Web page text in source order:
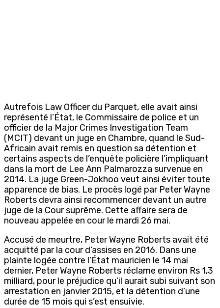
Autrefois Law Officer du Parquet, elle avait ainsi
représenté l’État, le Commissaire de police et un
officier de la Major Crimes Investigation Team
(MCIT) devant un juge en Chambre, quand le Sud-
Africain avait remis en question sa détention et
certains aspects de l’enquête policière l’impliquant
dans la mort de Lee Ann Palmarozza survenue en
2014. La juge Green-Jokhoo veut ainsi éviter toute
apparence de bias. Le procès logé par Peter Wayne
Roberts devra ainsi recommencer devant un autre
juge de la Cour suprême. Cette affaire sera de
nouveau appelée en cour le mardi 26 mai.
Accusé de meurtre, Peter Wayne Roberts avait été
acquitté par la cour d’assises en 2016. Dans une
plainte logée contre l’État mauricien le 14 mai
dernier, Peter Wayne Roberts réclame environ Rs 1,3
milliard, pour le préjudice qu’il aurait subi suivant son
arrestation en janvier 2015, et la détention d’une
durée de 15 mois qui s’est ensuivie.